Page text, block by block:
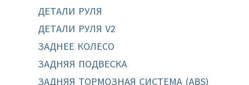
ДЕТАЛИ РУЛЯ
ДЕТАЛИ РУЛЯ V2
ЗАДНЕЕ КОЛЕСО
ЗАДНЯЯ ПОДВЕСКА
ЗАДНЯЯ ТОРМОЗНАЯ СИСТЕМА (ABS)